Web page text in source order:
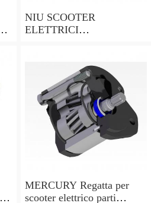
NIU SCOOTER
ELETTRICI
MERCURY Regatta per
scooter elettrico parti